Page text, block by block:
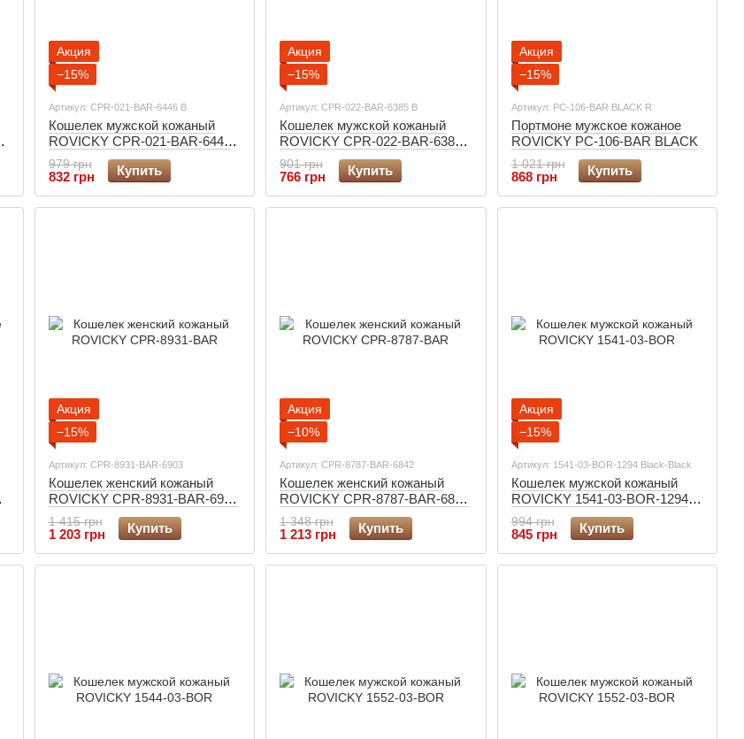
Акция
−15%
Артикул: CPR-021-BAR-6446 B
Кошелек мужской кожаный
ROVICKY CPR-021-BAR-6446
Brown
979 грн
832 грн Купить
Акция
−15%
Артикул: CPR-022-BAR-6385 B
Кошелек мужской кожаный
ROVICKY CPR-022-BAR-6385
Brown
901 грн
766 грн Купить
Акция
−15%
Артикул: PC-106-BAR BLACK R
Портмоне мужское кожаное
ROVICKY PC-106-BAR BLACK
1 021 грн
868 грн Купить
Акция
−15%
Артикул: CPR-8931-BAR-6903
Кошелек женский кожаный
ROVICKY CPR-8931-BAR-6903
Red
1 415 грн
1 203 грн Купить
Акция
−10%
Артикул: CPR-8787-BAR-6842
Кошелек женский кожаный
ROVICKY CPR-8787-BAR-6842
Red
1 348 грн
1 213 грн Купить
Акция
−15%
Артикул: 1541-03-BOR-1294 Black-Black
Кошелек мужской кожаный
ROVICKY 1541-03-BOR-1294
черный
994 грн
845 грн Купить